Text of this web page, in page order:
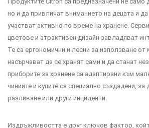
но и да привличат вниманието на децата и да
участват активно по време на хранене.
цветове и атрактивен дизайн завладяват
Те са ергономични и лесни за използване от
насърчават да се хранят сами и да станат
приборите за хранене са адаптирани към
чиниите и купите са специално създадени,
разливане или други инциденти.
Издръжливостта е друг ключов фактор,